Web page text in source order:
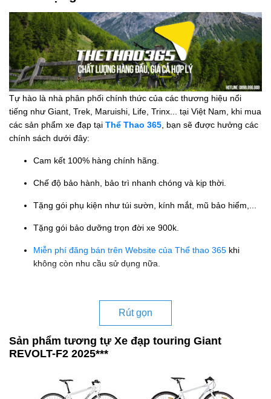
Tự hào là nhà phân phối chính thức của các thương hiệu nổi
tiếng như Giant, Trek, Maruishi, Life, Trinx... tại Việt Nam, khi mua
các sản phẩm xe đạp tại Thể Thao 365 , bạn sẽ được hưởng các
chính sách dưới đây:
Cam kết 100% hàng chính hãng.
Chế độ bảo hành, bảo trì nhanh chóng và kịp thời.
Tặng gói phụ kiện như túi sườn, kính mắt, mũ bảo hiểm,...
Tặng gói bảo dưỡng trọn đời xe 900k.
Miễn phí đăng bán trên Website của Thể thao 365 khi
không còn nhu cầu sử dụng nữa.
Rút gọn
Sản phẩm tương tự Xe đạp touring Giant
REVOLT-F2 2025***